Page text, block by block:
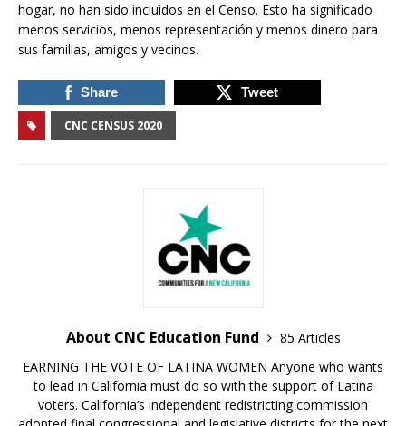
hogar, no han sido incluidos en el Censo. Esto ha significado
menos servicios, menos representación y menos dinero para
sus familias, amigos y vecinos.
Share Tweet
CNC CENSUS 2020
About CNC Education Fund
85 Articles
EARNING THE VOTE OF LATINA WOMEN Anyone who wants
to lead in California must do so with the support of Latina
voters. California’s independent redistricting commission